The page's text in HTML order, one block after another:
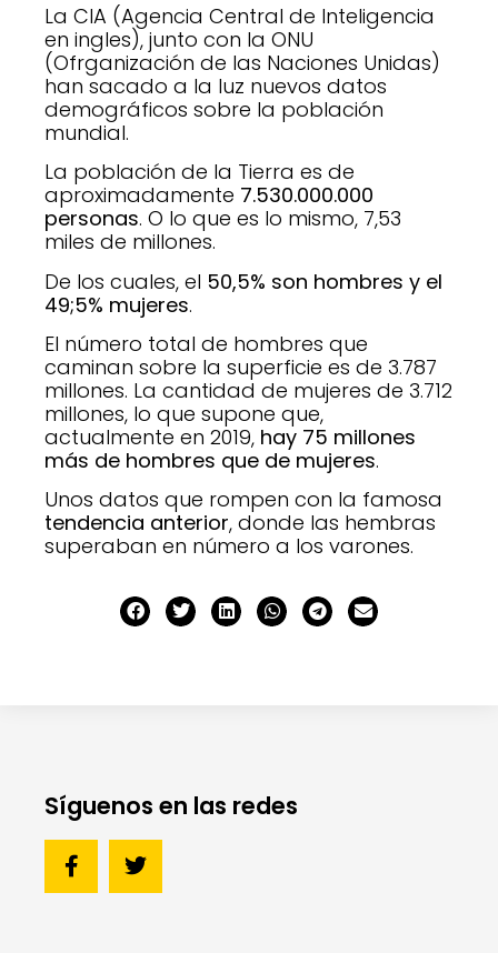
La CIA (Agencia Central de Inteligencia
en ingles), junto con la ONU
(Ofrganización de las Naciones Unidas)
han sacado a la luz nuevos datos
demográficos sobre la población
mundial.
La población de la Tierra es de
aproximadamente 7.530.000.000
personas. O lo que es lo mismo, 7,53
miles de millones.
De los cuales, el 50,5% son hombres y el
49;5% mujeres.
El número total de hombres que
caminan sobre la superficie es de 3.787
millones. La cantidad de mujeres de 3.712
millones, lo que supone que,
actualmente en 2019, hay 75 millones
más de hombres que de mujeres.
Unos datos que rompen con la famosa
tendencia anterior, donde las hembras
superaban en número a los varones.
Síguenos en las redes